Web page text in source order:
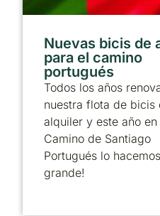
Nuevas bicis de
para el camino
portugués
Todos los años
nuestra flota de bicis
alquiler y este año en
Camino de Santiago
Portugués lo
grande!